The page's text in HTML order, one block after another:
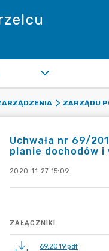
ZARZĄDU
Uchwała nr 69/
planie dochodów
2020-11-27 15:09
ZAŁĄCZNIKI
69.2019.pdf